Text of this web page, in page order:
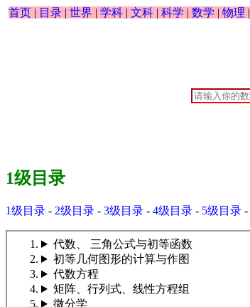
首页 | 目录 | 世界 | 学科 | 文科 | 科学 | 数学 | 物理 |
1级目录
1级目录 - 2级目录 - 3级目录 - 4级目录 - 5级目录 -